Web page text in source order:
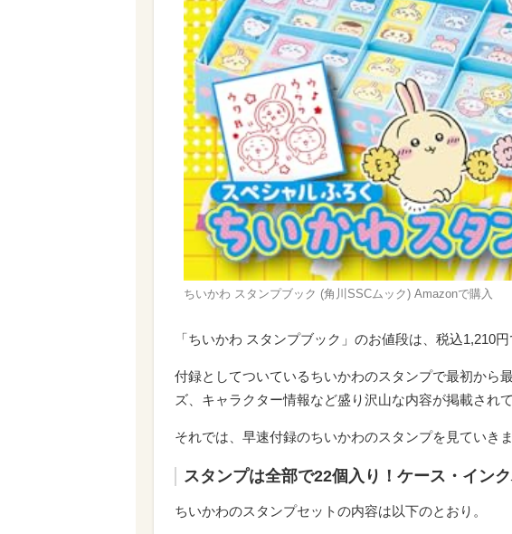
ちいかわ スタンプブック (角川SSCムック) Amazonで購入
「ちいかわ スタンプブック」のお値段は、税込1,210円
付録としてついているちいかわのスタンプで最初から
ズ、キャラクター情報など盛り沢山な内容が掲載されて
それでは、早速付録のちいかわのスタンプを見ていき
スタンプは全部で22個入り！ケース・イン
ちいかわのスタンプセットの内容は以下のとおり。